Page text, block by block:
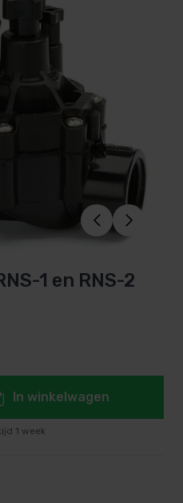
1 en RNS-2
In winkelwagen
1 week